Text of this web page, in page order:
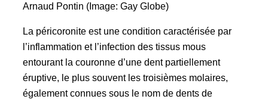
Arnaud Pontin (Image: Gay Globe)
La péricoronite est une condition caractérisée par
l’inflammation et l’infection des tissus mous
entourant la couronne d’une dent partiellement
éruptive, le plus souvent les troisièmes molaires,
également connues sous le nom de dents de